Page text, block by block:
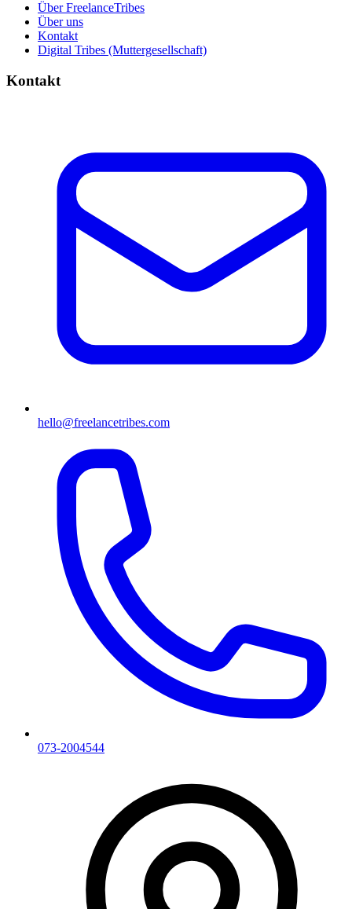
Über FreelanceTribes
Über uns
Kontakt
Digital Tribes (Muttergesellschaft)
Kontakt
hello@freelancetribes.com
073-2004544